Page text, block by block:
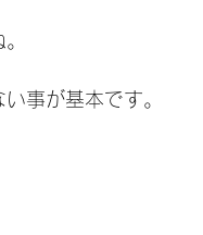
事が基本です。